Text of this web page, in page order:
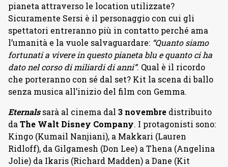
pianeta attraverso le location utilizzate?
Sicuramente Sersi è il personaggio con cui gli
spettatori entreranno più in contatto perché ama
l’umanità e la vuole salvaguardare: “Quanto siamo
fortunati a vivere in questo pianeta blu e quanto ci ha
dato nel corso di miliardi di anni”. Qual è il ricordo
che porteranno con sé dal set? Kit la scena di ballo
senza musica all’inizio del film con Gemma.
Eternals sarà al cinema dal 3 novembre distribuito
da The Walt Disney Company. I protagonisti sono:
Kingo (Kumail Nanjiani), a Makkari (Lauren
Ridloff), da Gilgamesh (Don Lee) a Thena (Angelina
Jolie) da Ikaris (Richard Madden) a Dane (Kit